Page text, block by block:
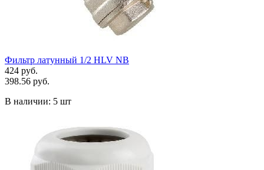
Фильтр латунный 1/2 HLV NB
424 руб.
398.56 руб.
В наличии: 5 шт